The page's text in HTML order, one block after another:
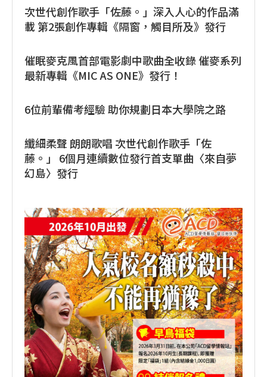
次世代創作歌手「佐藤。」深入人心的作品滿
載 第2張創作專輯《隔窗，觸目所及》發行
催眠麥克風首部電影劇中歌曲全收錄 催麥系列
最新專輯《MIC AS ONE》發行！
6位前輩備考經驗 助你規劃日本大學院之路
纖細柔聲 朗朗歌唱 次世代創作歌手「佐
藤。」 6個月連續數位發行首支單曲〈來自夢
幻島〉發行